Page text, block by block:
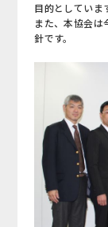
目的としていま
また、本協会は
針です。